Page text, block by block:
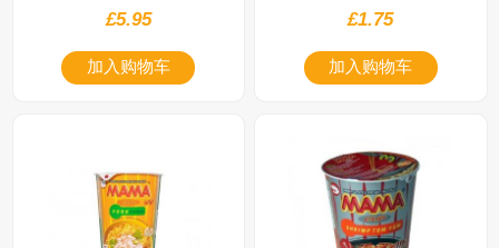
£5.95
加入购物车
£1.75
加入购物车